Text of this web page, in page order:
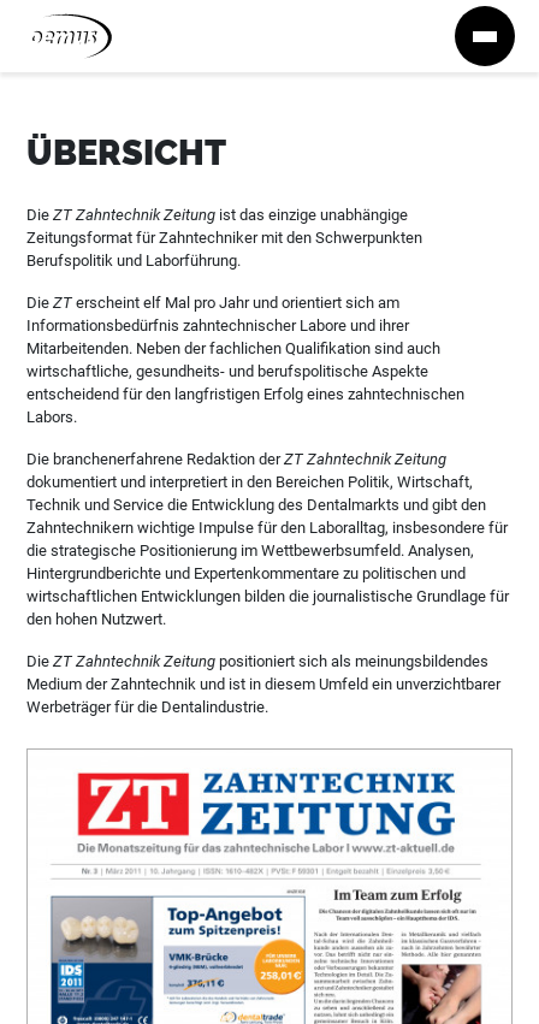
Zum Inhalt springen
ÜBERSICHT
DieZT Zahntechnik Zeitung ist das einzige unabhängige
Zeitungsformat für Zahntechniker mit den Schwerpunkten
Berufspolitik und Laborführung.
DieZT erscheint elf Mal pro Jahr und orientiert sich am
Informationsbedürfnis zahntechnischer Labore und ihrer
Mitarbeitenden. Neben der fachlichen Qualifikation sind auch
wirtschaftliche, gesundheits- und berufspolitische Aspekte
entscheidend für den langfristigen Erfolg eines zahntechnischen
Labors.
Die branchenerfahrene Redaktion derZT Zahntechnik Zeitung
dokumentiert und interpretiert in den Bereichen Politik, Wirtschaft,
Technik und Service die Entwicklung des Dentalmarkts und gibt den
Zahntechnikern wichtige Impulse für den Laboralltag, insbesondere für
die strategische Positionierung im Wettbewerbsumfeld. Analysen,
Hintergrundberichte und Expertenkommentare zu politischen und
wirtschaftlichen Entwicklungen bilden die journalistische Grundlage für
den hohen Nutzwert.
DieZT Zahntechnik Zeitung positioniert sich als meinungsbildendes
Medium der Zahntechnik und ist in diesem Umfeld ein unverzichtbarer
Werbeträger für die Dentalindustrie.